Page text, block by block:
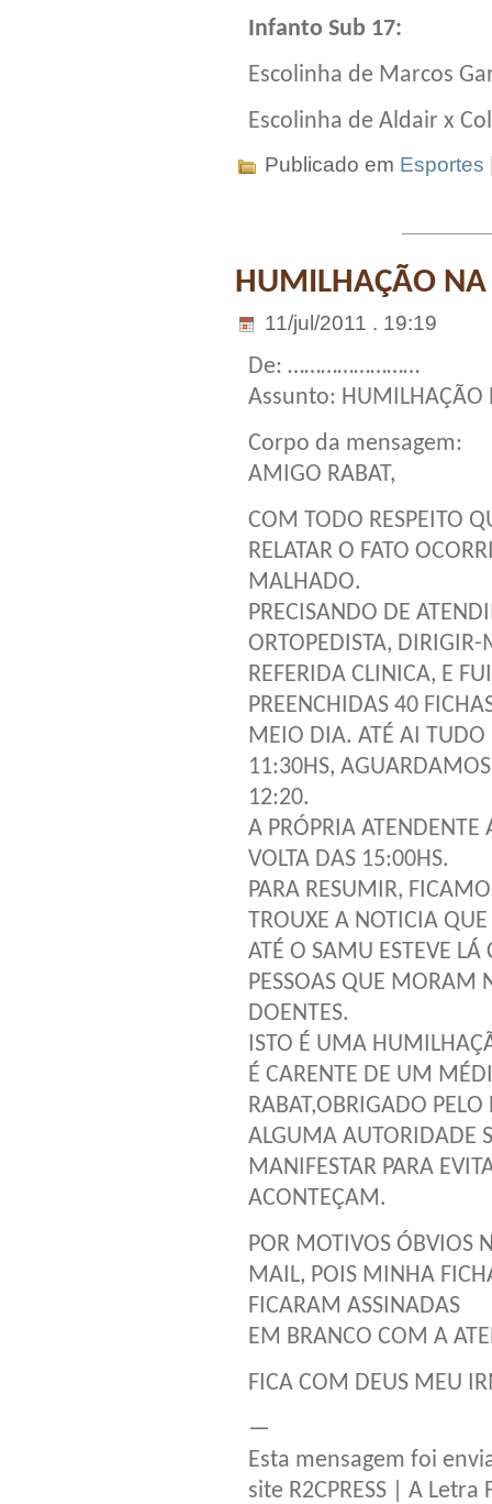
Infanto Sub 17:
Escolinha de Marcos
Escolinha de Aldair x
Publicado em Esportes
HUMILHAÇÃO NA
11/jul/2011 . 19:19
De: ……………………
Assunto: HUMILHAÇÃO
Corpo da mensagem:
AMIGO RABAT,
COM TODO RESPEITO
RELATAR O FATO
MALHADO.
PRECISANDO DE
ORTOPEDISTA,
REFERIDA CLINICA, E
PREENCHIDAS 40
MEIO DIA. ATÉ AI TUDO
11:30HS,
12:20.
A PRÓPRIA
VOLTA DAS 15:00HS.
PARA RESUMIR,
TROUXE A NOTICIA
ATÉ O SAMU ESTEVE
PESSOAS QUE MORAM
DOENTES.
ISTO É UMA
É CARENTE DE UM
RABAT,OBRIGADO
ALGUMA AUTORIDADE
MANIFESTAR PARA
ACONTEÇAM.
POR MOTIVOS ÓBVIOS
MAIL, POIS MINHA
FICARAM ASSINADAS
EM BRANCO COM A
FICA COM DEUS MEU
—
Esta mensagem foi
site R2CPRESS | A